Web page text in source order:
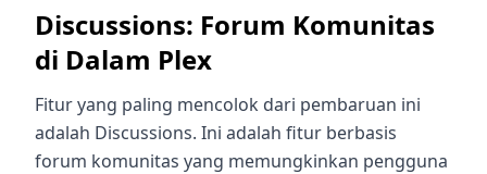
Discussions: Forum Komunitas
di Dalam Plex
Fitur yang paling mencolok dari pembaruan ini
adalah Discussions. Ini adalah fitur berbasis
forum komunitas yang memungkinkan pengguna